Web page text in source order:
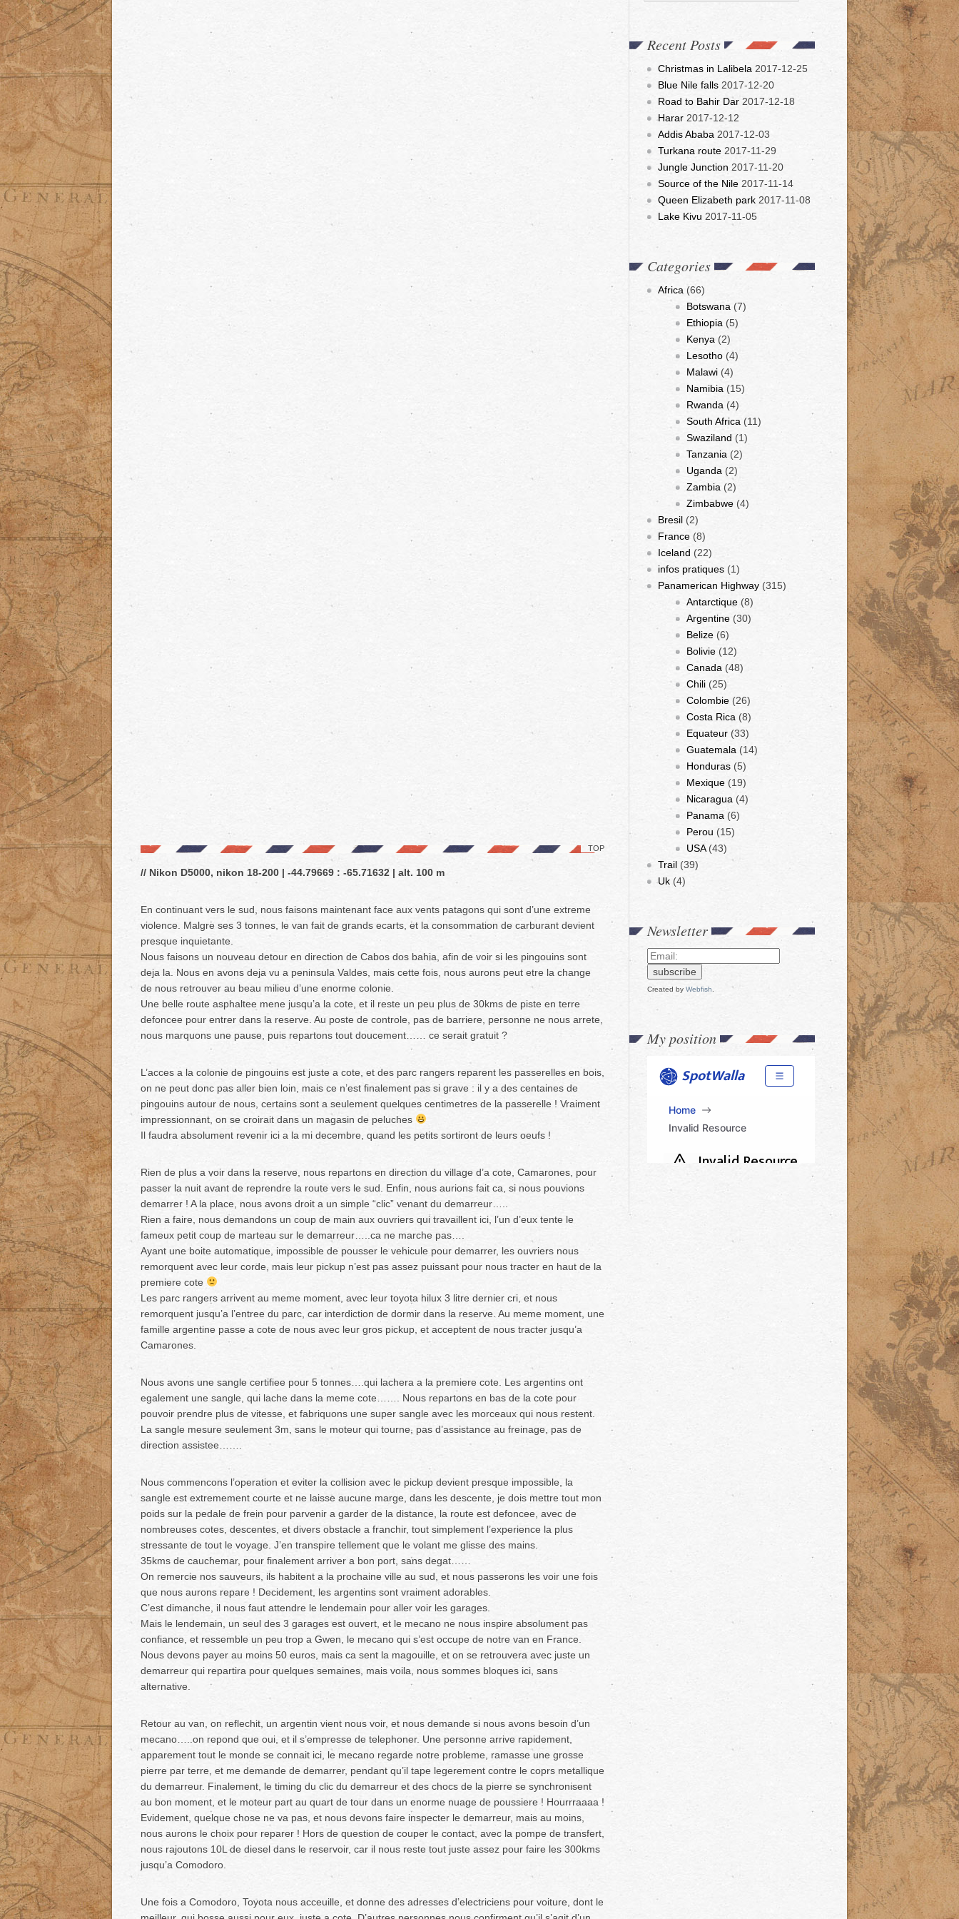
TOP
// Nikon D5000, nikon 18-200 | -44.79669 : -65.71632 | alt. 100 m
En continuant vers le sud, nous faisons maintenant face aux vents patagons qui sont d’une extreme
violence. Malgre ses 3 tonnes, le van fait de grands ecarts, et la consommation de carburant devient
presque inquietante.
Nous faisons un nouveau detour en direction de Cabos dos bahia, afin de voir si les pingouins sont
deja la. Nous en avons deja vu a peninsula Valdes, mais cette fois, nous aurons peut etre la change
de nous retrouver au beau milieu d’une enorme colonie.
Une belle route asphaltee mene jusqu’a la cote, et il reste un peu plus de 30kms de piste en terre
defoncee pour entrer dans la reserve. Au poste de controle, pas de barriere, personne ne nous arrete,
nous marquons une pause, puis repartons tout doucement…… ce serait gratuit ?
L’acces a la colonie de pingouins est juste a cote, et des parc rangers reparent les passerelles en bois,
on ne peut donc pas aller bien loin, mais ce n’est finalement pas si grave : il y a des centaines de
pingouins autour de nous, certains sont a seulement quelques centimetres de la passerelle ! Vraiment
impressionnant, on se croirait dans un magasin de peluches
Il faudra absolument revenir ici a la mi decembre, quand les petits sortiront de leurs oeufs !
Rien de plus a voir dans la reserve, nous repartons en direction du village d’a cote, Camarones, pour
passer la nuit avant de reprendre la route vers le sud. Enfin, nous aurions fait ca, si nous pouvions
demarrer ! A la place, nous avons droit a un simple “clic” venant du demarreur…..
Rien a faire, nous demandons un coup de main aux ouvriers qui travaillent ici, l’un d’eux tente le
fameux petit coup de marteau sur le demarreur…..ca ne marche pas….
Ayant une boite automatique, impossible de pousser le vehicule pour demarrer, les ouvriers nous
remorquent avec leur corde, mais leur pickup n’est pas assez puissant pour nous tracter en haut de la
premiere cote
Les parc rangers arrivent au meme moment, avec leur toyota hilux 3 litre dernier cri, et nous
remorquent jusqu’a l’entree du parc, car interdiction de dormir dans la reserve. Au meme moment, une
famille argentine passe a cote de nous avec leur gros pickup, et acceptent de nous tracter jusqu’a
Camarones.
Nous avons une sangle certifiee pour 5 tonnes….qui lachera a la premiere cote. Les argentins ont
egalement une sangle, qui lache dans la meme cote……. Nous repartons en bas de la cote pour
pouvoir prendre plus de vitesse, et fabriquons une super sangle avec les morceaux qui nous restent.
La sangle mesure seulement 3m, sans le moteur qui tourne, pas d’assistance au freinage, pas de
direction assistee…….
Nous commencons l’operation et eviter la collision avec le pickup devient presque impossible, la
sangle est extremement courte et ne laisse aucune marge, dans les descente, je dois mettre tout mon
poids sur la pedale de frein pour parvenir a garder de la distance, la route est defoncee, avec de
nombreuses cotes, descentes, et divers obstacle a franchir, tout simplement l’experience la plus
stressante de tout le voyage. J’en transpire tellement que le volant me glisse des mains.
35kms de cauchemar, pour finalement arriver a bon port, sans degat……
On remercie nos sauveurs, ils habitent a la prochaine ville au sud, et nous passerons les voir une fois
que nous aurons repare ! Decidement, les argentins sont vraiment adorables.
C’est dimanche, il nous faut attendre le lendemain pour aller voir les garages.
Mais le lendemain, un seul des 3 garages est ouvert, et le mecano ne nous inspire absolument pas
confiance, et ressemble un peu trop a Gwen, le mecano qui s’est occupe de notre van en France.
Nous devons payer au moins 50 euros, mais ca sent la magouille, et on se retrouvera avec juste un
demarreur qui repartira pour quelques semaines, mais voila, nous sommes bloques ici, sans
alternative.
Retour au van, on reflechit, un argentin vient nous voir, et nous demande si nous avons besoin d’un
mecano…..on repond que oui, et il s’empresse de telephoner. Une personne arrive rapidement,
apparement tout le monde se connait ici, le mecano regarde notre probleme, ramasse une grosse
pierre par terre, et me demande de demarrer, pendant qu’il tape legerement contre le coprs metallique
du demarreur. Finalement, le timing du clic du demarreur et des chocs de la pierre se synchronisent
au bon moment, et le moteur part au quart de tour dans un enorme nuage de poussiere ! Hourrraaaa !
Evidement, quelque chose ne va pas, et nous devons faire inspecter le demarreur, mais au moins,
nous aurons le choix pour reparer ! Hors de question de couper le contact, avec la pompe de transfert,
nous rajoutons 10L de diesel dans le reservoir, car il nous reste tout juste assez pour faire les 300kms
jusqu’a Comodoro.
Une fois a Comodoro, Toyota nous acceuille, et donne des adresses d’electriciens pour voiture, dont le
Recent Posts
Christmas in Lalibela 2017-12-25
Blue Nile falls 2017-12-20
Road to Bahir Dar 2017-12-18
Harar 2017-12-12
Addis Ababa 2017-12-03
Turkana route 2017-11-29
Jungle Junction 2017-11-20
Source of the Nile 2017-11-14
Queen Elizabeth park 2017-11-08
Lake Kivu 2017-11-05
Categories
Africa (66)
Botswana (7)
Ethiopia (5)
Kenya (2)
Lesotho (4)
Malawi (4)
Namibia (15)
Rwanda (4)
South Africa (11)
Swaziland (1)
Tanzania (2)
Uganda (2)
Zambia (2)
Zimbabwe (4)
Bresil (2)
France (8)
Iceland (22)
infos pratiques (1)
Panamerican Highway (315)
Antarctique (8)
Argentine (30)
Belize (6)
Bolivie (12)
Canada (48)
Chili (25)
Colombie (26)
Costa Rica (8)
Equateur (33)
Guatemala (14)
Honduras (5)
Mexique (19)
Nicaragua (4)
Panama (6)
Perou (15)
USA(43)
Trail (39)
Uk (4)
Newsletter
Created by Webfish
My position